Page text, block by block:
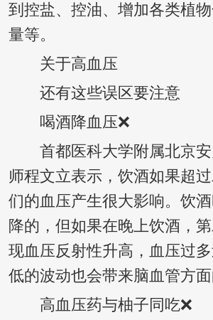
到控盐、控油、增加各类植
量等。
关于高血压
还有这些误区要注意
喝酒降血压❌
首都医科大学附属北京安
师程文立表示，饮酒如果超
们的血压产生很大影响。饮
降的，但如果在晚上饮酒，
现血压反射性升高，血压过
低的波动也会带来脑血管方面
高血压药与柚子同吃❌